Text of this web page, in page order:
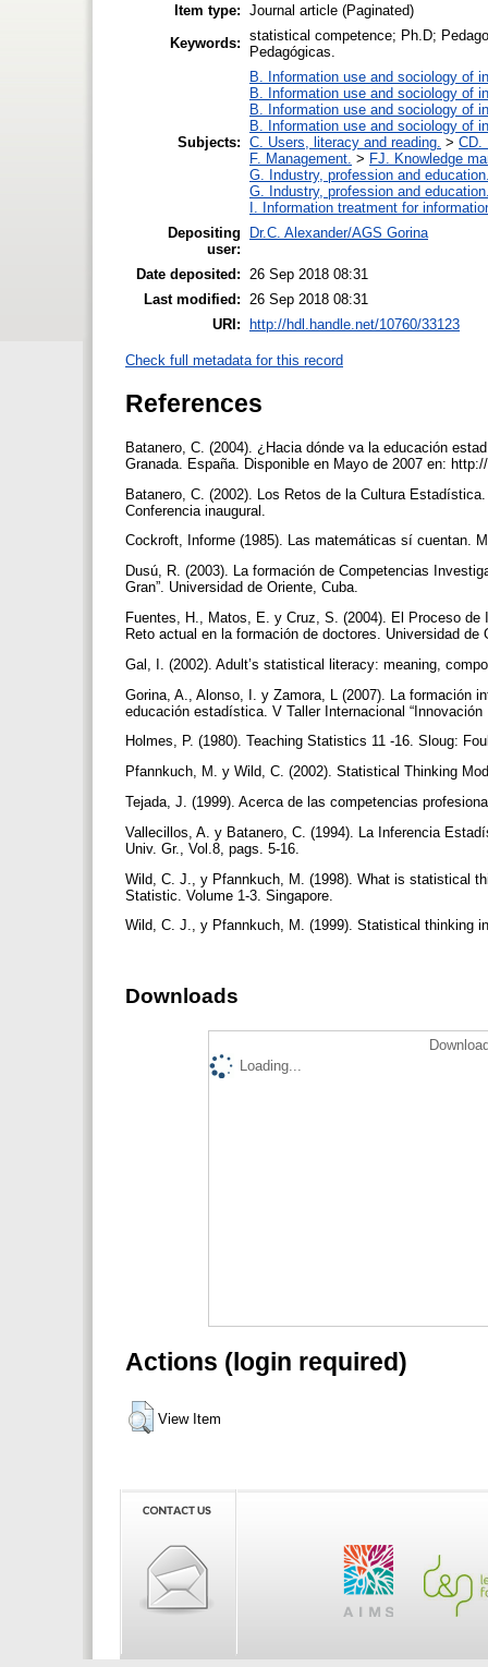
Item type: Journal article (Paginated)
Keywords: statistical competence; Ph.D;
Pedagógicas.
Subjects:
B. Information use and sociology of
B. Information use and sociology of
B. Information use and sociology of
B. Information use and sociology of
C. Users, literacy and reading. > CD.
F. Management. > FJ. Knowledge
G. Industry, profession and
G. Industry, profession and
I. Information treatment for
Depositing
user:
Dr.C. Alexander/AGS Gorina
Date deposited:
26 Sep 2018 08:31
Last modified:
26 Sep 2018 08:31
URI:
http://hdl.handle.net/10760/33123
Check full metadata for this record
References
Batanero, C. (2004). ¿Hacia dónde va la educación
Granada. España. Disponible en Mayo de 2007 en:
Batanero, C. (2002). Los Retos de la Cultura
Conferencia inaugural.
Cockroft, Informe (1985). Las matemáticas sí cuentan.
Dusú, R. (2003). La formación de Competencias
Gran”. Universidad de Oriente, Cuba.
Fuentes, H., Matos, E. y Cruz, S. (2004). El Proceso
Reto actual en la formación de doctores. Universidad
Gal, I. (2002). Adult’s statistical literacy: meaning,
Gorina, A., Alonso, I. y Zamora, L (2007). La formación
educación estadística. V Taller Internacional
Holmes, P. (1980). Teaching Statistics 11 -16. Sloug:
Pfannkuch, M. y Wild, C. (2002). Statistical Thinking
Tejada, J. (1999). Acerca de las competencias
Vallecillos, A. y Batanero, C. (1994). La Inferencia
Univ. Gr., Vol.8, pags. 5-16.
Wild, C. J., y Pfannkuch, M. (1998). What is statistical
Statistic. Volume 1-3. Singapore.
Wild, C. J., y Pfannkuch, M. (1999). Statistical thinking
Downloads
Loading...
Actions (login required)
View Item